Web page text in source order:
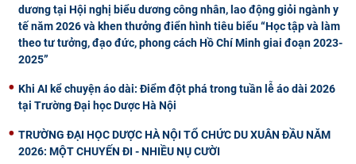
dương tại Hội nghị biểu dương công nhân, lao động giỏi ngành y
tế năm 2026 và khen thưởng điển hình tiêu biểu “Học tập và làm
theo tư tưởng, đạo đức, phong cách Hồ Chí Minh giai đoạn 2023-
2025”
Khi AI kể chuyện áo dài: Điểm đột phá trong tuần lễ áo dài 2026
tại Trường Đại học Dược Hà Nội
TRƯỜNG ĐẠI HỌC DƯỢC HÀ NỘI TỔ CHỨC DU XUÂN ĐẦU NĂM
2026: MỘT CHUYẾN ĐI - NHIỀU NỤ CƯỜI